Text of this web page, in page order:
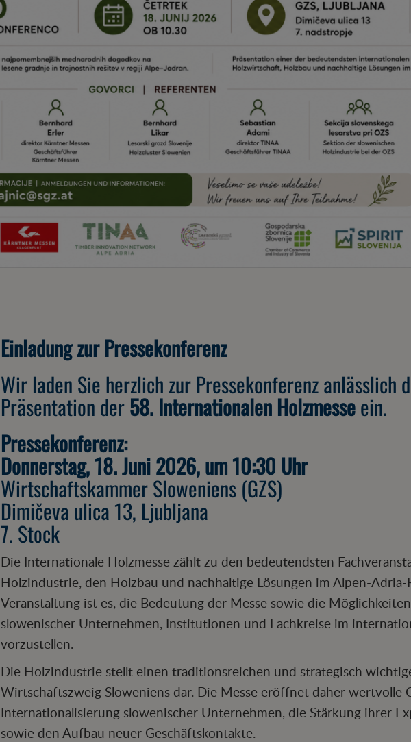
Einladung zur Pressekonferenz
Wir laden Sie herzlich zur Pressekonferenz anlässlich
Präsentation der58. Internationalen Holzmesseein.
Pressekonferenz:
Donnerstag, 18. Juni 2026, um 10:30 Uhr
Wirtschaftskammer Sloweniens (GZS)
Dimičeva ulica 13, Ljubljana
7. Stock
Die Internationale Holzmesse zählt zu den bedeutendsten
Holzindustrie, den Holzbau und nachhaltige Lösungen im Alpen-Adria-
Veranstaltung ist es, die Bedeutung der Messe sowie die
slowenischer Unternehmen, Institutionen und Fachkreise im
vorzustellen.
Die Holzindustrie stellt einen traditionsreichen und strategisch
Wirtschaftszweig Sloweniens dar. Die Messe eröffnet daher wertvolle
Internationalisierung slowenischer Unternehmen, die Stärkung ihrer
sowie den Aufbau neuer Geschäftskontakte.